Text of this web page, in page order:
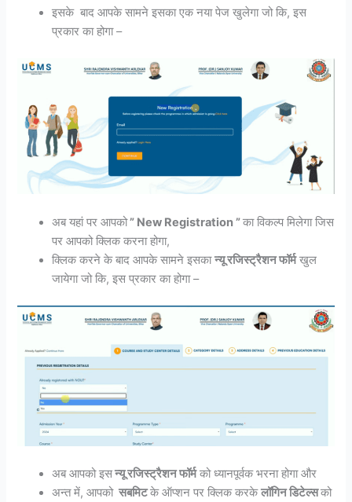
इसके बाद आपके सामने इसका एक नया पेज खुलेगा जो कि, इस
प्रकार का होगा –
अब यहां पर आपको” New Registration ”का विकल्प मिलेगा जिस
पर आपको क्लिक करना होगा,
क्लिक करने के बाद आपके सामने इसकान्यू रजिस्ट्रैशन फॉर्मखुल
जायेगा जो कि, इस प्रकार का होगा –
अब आपको इसन्यू रजिस्ट्रैशन फॉर्मको ध्यानपूर्वक भरना होगा और
अन्त में, आपको सबमिटके ऑप्शन पर क्लिक करकेलॉगिन डिटेल्सको